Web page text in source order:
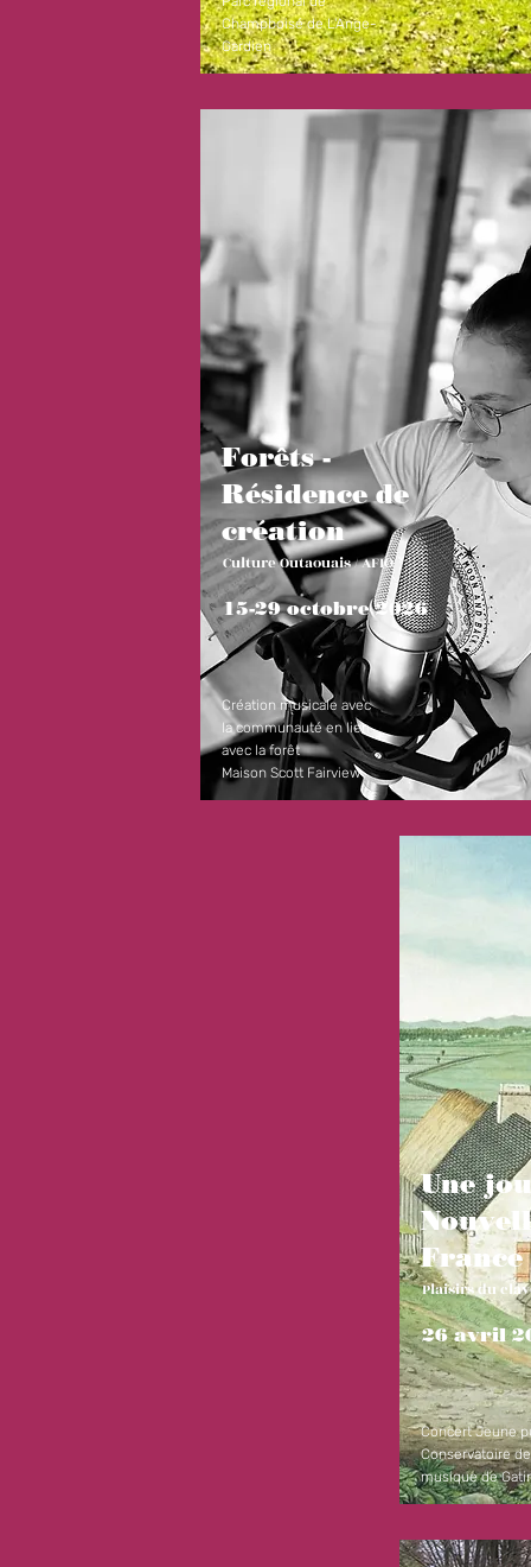
Champboisé de L'Ange-
Gardien
Forêts -
Résidence de
création
Culture Outaouais / AFIO
15-29 octobre 2026
Création musicale avec
la communauté en lien
avec la forêt
Maison Scott Fairview
Une
France
Plaisirs du
26 avril
Concert Jeune
Conservatoire de
musique de